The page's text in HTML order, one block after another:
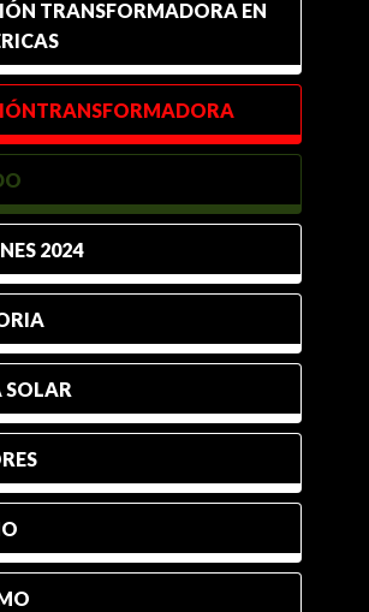
TRANSFORMADORA EN
2024
SOLAR